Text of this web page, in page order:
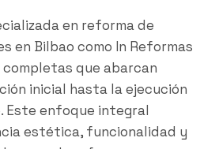
en reforma de
en Bilbao como In Reformas
que abarcan
inicial hasta la ejecución
Este enfoque integral
estética, funcionalidad y